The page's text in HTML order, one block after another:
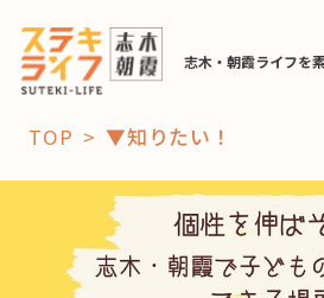
志木・朝霞ライフを
「コト」
子育て
TOP ▼知りたい！